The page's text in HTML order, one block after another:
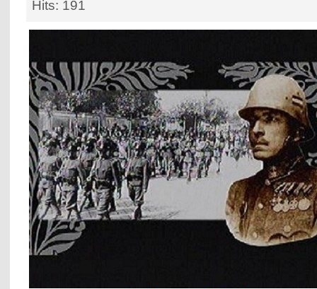
Hits: 191